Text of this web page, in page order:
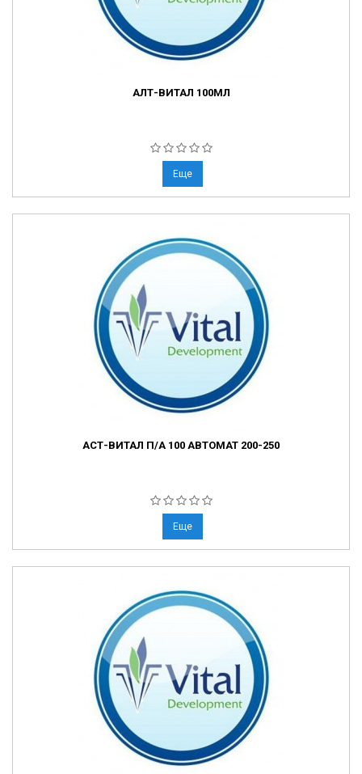
АЛТ-ВИТАЛ 100МЛ
Еще
АСТ-ВИТАЛ П/А 100 АВТОМАТ 200-250
Еще